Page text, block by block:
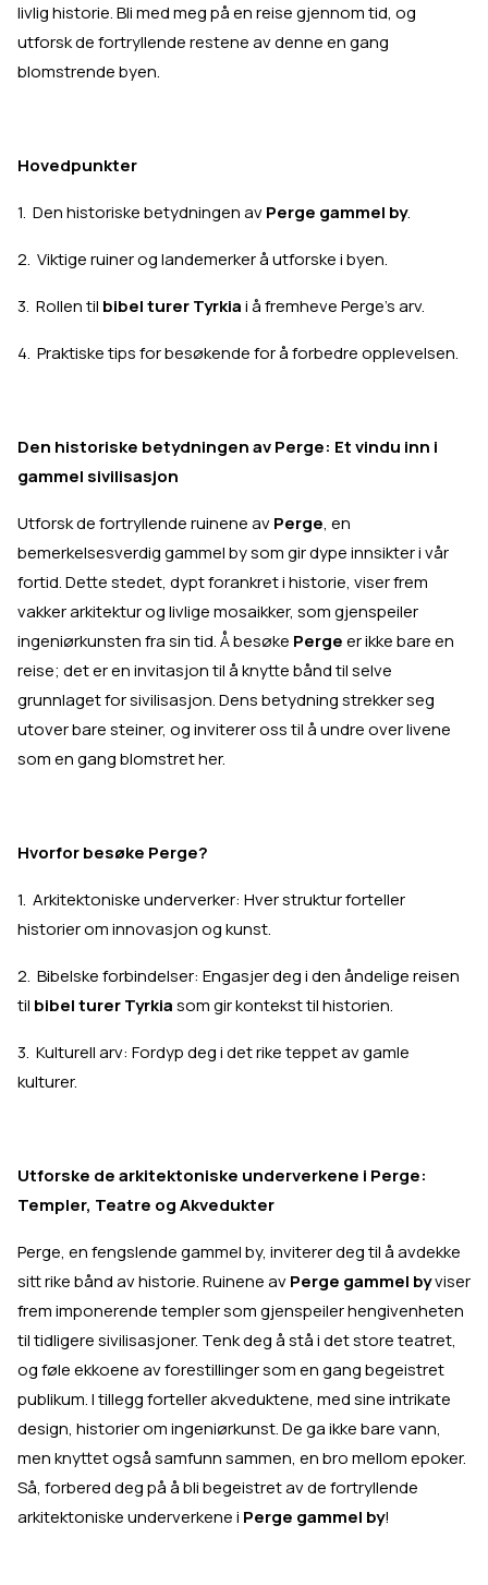
livlig historie. Bli med meg på en reise gjennom tid, og
utforsk de fortryllende restene av denne en gang
blomstrende byen.
Hovedpunkter
1. Den historiske betydningen avPerge gammel by.
2. Viktige ruiner og landemerker å utforske i byen.
3. Rollen til bibel turer Tyrkiai å fremheve Perge's arv.
4. Praktiske tips for besøkende for å forbedre opplevelsen.
Den historiske betydningen av Perge: Et vindu inn i
gammel sivilisasjon
Utforsk de fortryllende ruinene avPerge, en
bemerkelsesverdig gammel by som gir dype innsikter i vår
fortid. Dette stedet, dypt forankret i historie, viser frem
vakker arkitektur og livlige mosaikker, som gjenspeiler
ingeniørkunsten fra sin tid. Å besøke Pergeer ikke bare en
reise; det er en invitasjon til å knytte bånd til selve
grunnlaget for sivilisasjon. Dens betydning strekker seg
utover bare steiner, og inviterer oss til å undre over livene
som en gang blomstret her.
Hvorfor besøke Perge?
1. Arkitektoniske underverker: Hver struktur forteller
historier om innovasjon og kunst.
2. Bibelske forbindelser: Engasjer deg i den åndelige reisen
til bibel turer Tyrkiasom gir kontekst til historien.
3. Kulturell arv: Fordyp deg i det rike teppet av gamle
kulturer.
Utforske de arkitektoniske underverkene i Perge:
Templer, Teatre og Akvedukter
Perge, en fengslende gammel by, inviterer deg til å avdekke
sitt rike bånd av historie. Ruinene avPerge gammel byviser
frem imponerende templer som gjenspeiler hengivenheten
til tidligere sivilisasjoner. Tenk deg å stå i det store teatret,
og føle ekkoene av forestillinger som en gang begeistret
publikum. I tillegg forteller akveduktene, med sine intrikate
design, historier om ingeniørkunst. De ga ikke bare vann,
men knyttet også samfunn sammen, en bro mellom epoker.
Så, forbered deg på å bli begeistret av de fortryllende
arkitektoniske underverkene i Perge gammel by!